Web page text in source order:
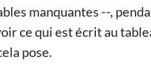
manquantes --,
ce qui est écrit au
pose.